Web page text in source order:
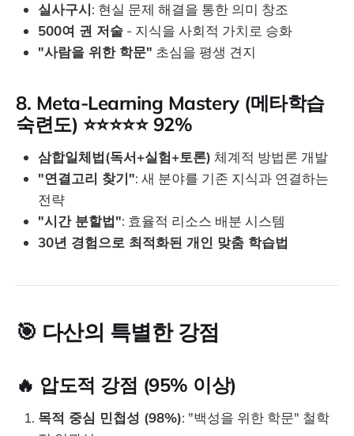
실사구시: 현실 문제 해결을 통한 의미 창조
500여 권 저술 - 지식을 사회적 가치로 승화
"사람을 위한 학문" 초심을 평생 견지
8. Meta-Learning Mastery (메타학습
숙련도) ⭐⭐⭐⭐⭐ 92%
삼합일체법(독서+실험+토론) 체계적 방법론 개발
"연결고리 찾기": 새 분야를 기존 지식과 연결하는
전략
"시간 분할법": 효율적 리소스 배분 시스템
30년 경험으로 최적화된 개인 맞춤 학습법
🎯 다산의 특별한 강점
🔥 압도적 강점 (95% 이상)
목적 중심 민첩성 (98%): "백성을 위한 학문" 철학